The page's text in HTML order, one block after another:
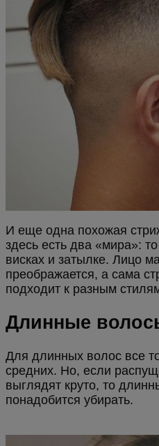
И еще одна похожая
здесь есть два «мира»:
висках и затылке. Лицо
преображается, а сама
подходит к разным
Длинные
Для длинных волос все
средних. Но, если
выглядят круто, то
понадобится убирать.